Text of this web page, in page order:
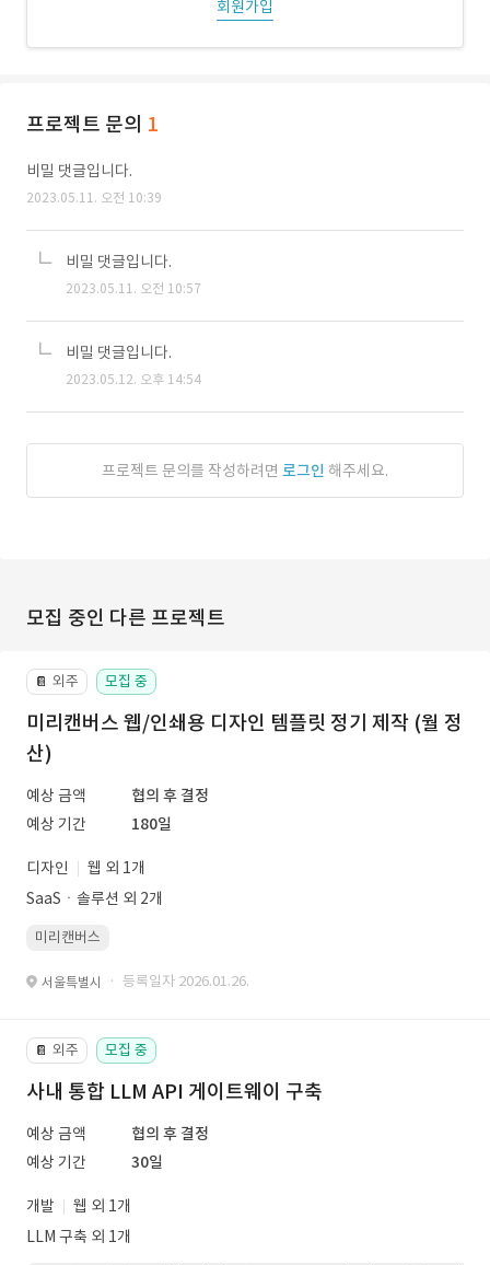
회원가입
프로젝트 문의 1
비밀 댓글입니다.
2023.05.11. 오전 10:39
비밀 댓글입니다.
2023.05.11. 오전 10:57
비밀 댓글입니다.
2023.05.12. 오후 14:54
프로젝트 문의를 작성하려면 로그인 해주세요.
모집 중인 다른 프로젝트
📔 외주 모집 중
미리캔버스 웹/인쇄용 디자인 템플릿 정기 제작 (월 정
산)
예상 금액
협의 후 결정
예상 기간
180일
디자인
웹 외 1개
SaaSㆍ솔루션 외 2개
미리캔버스
서울특별시 · 등록일자 2026.01.26.
📔 외주 모집 중
사내 통합 LLM API 게이트웨이 구축
예상 금액
협의 후 결정
예상 기간
30일
개발
웹 외 1개
LLM 구축 외 1개